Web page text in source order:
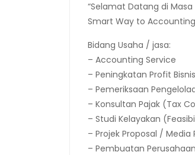
“Selamat Datang di Masa
Smart Way to
Bidang Usaha / jasa:
– Accounting Service
– Peningkatan Profit
– Pemeriksaan
– Konsultan Pajak (Tax
– Studi Kelayakan
– Projek Proposal /
– Pembuatan